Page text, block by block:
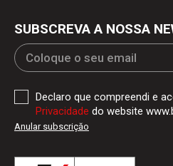
SUBSCREVA A NOSSA
Declaro que compreendi e
Privacidade do website
Anular subscriçăo